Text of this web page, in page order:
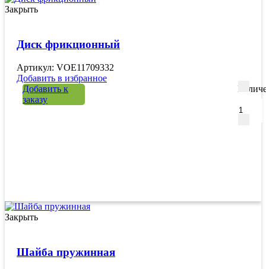
Закрыть
Диск фрикционный
Артикул: VOE11709332
Добавить в избранное
Добавить к
заказу
Закрыть
Шайба пружинная